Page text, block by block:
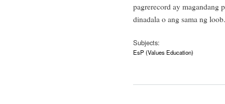
pagrerecord ay magandang
dinadala o ang sama ng loob.
Subjects:
EsP (Values Education)